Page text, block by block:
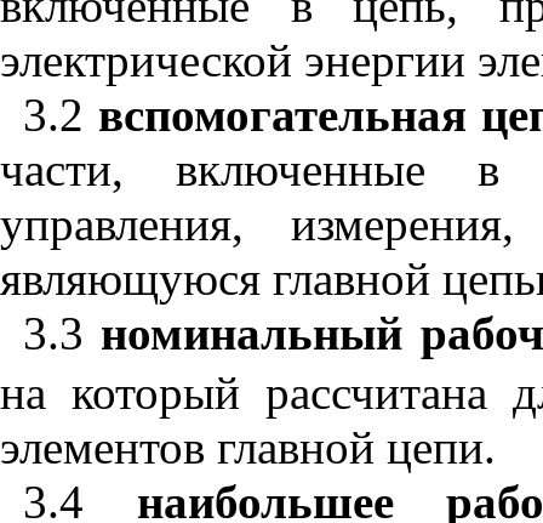
электрической энергии
3.2 вспомогательная
части,включенные
в
управления, измерения
являющуюся главной
3.3 номинальный
на который рассчитана
элементов главной цепи.
3.4
наибольшее